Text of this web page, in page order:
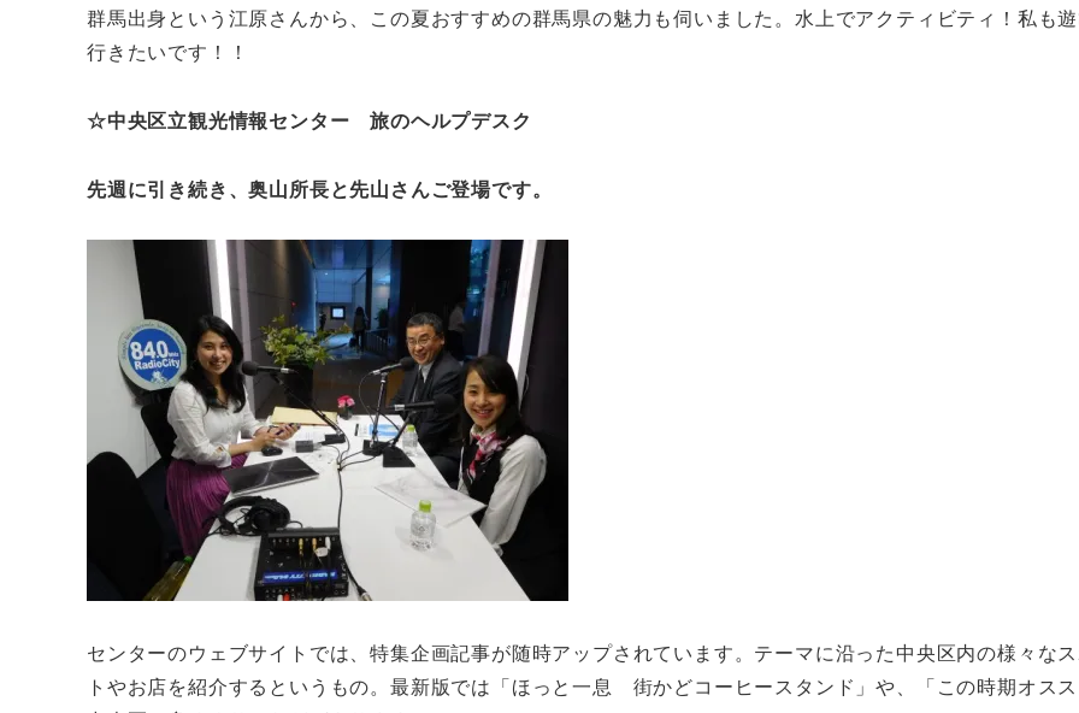
群馬出身という江原さんから、この夏おすすめの群馬県の魅力も伺いました。水上でアクティビティ！私も
行きたいです！！
☆中央区立観光情報センター 旅のヘルプデスク
先週に引き続き、奥山所長と先山さんご登場です。
センターのウェブサイトでは、特集企画記事が随時アップされています。テーマに沿った中央区内の様々な
トやお店を紹介するというもの。最新版では「ほっと一息 街かどコーヒースタンド」や、「この時期オス